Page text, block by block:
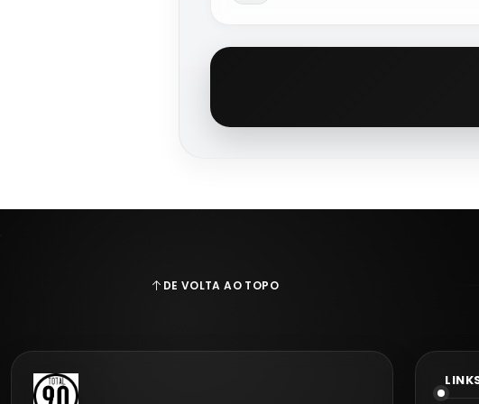
DE VOLTA AO TOPO